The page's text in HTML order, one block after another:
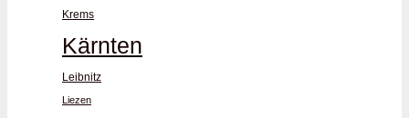
Krems
Kärnten
Leibnitz
Liezen